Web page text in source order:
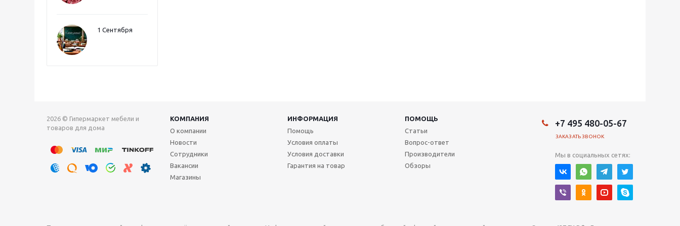
1 Сентября
2026 © Гипермаркет мебели и
товаров для дома
КОМПАНИЯ ИНФОРМАЦИЯ
ПОМОЩЬ
О компании
Новости
Сотрудники
Вакансии
Магазины
Помощь
Условия оплаты
Условия доставки
Гарантия на товар
Статьи
Вопрос-ответ
Производители
Обзоры
+7 495 480-05-67
ЗАКАЗАТЬ ЗВОНОК
Мы в социальных сетях: